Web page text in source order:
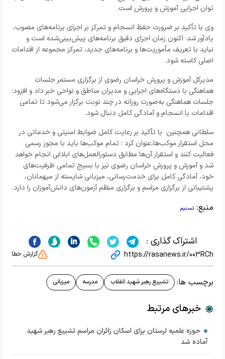
توان اجرایی آموزش و پرورش است.
وی با تأکید بر ضرورت حفظ انسجام و تمرکز بر اجرای برنامه‌های مصوب،
یادآور شد: اکنون زمان اجرای دقیق برنامه‌های پیش‌بینی‌شده است و
نباید با تعریف مأموریت‌ها و برنامه‌های جدید، تمرکز مجموعه از اقدامات
اصلی کاسته شود.
مدیرکل آموزش و پرورش خراسان رضوی از برگزاری مستمر جلسات
هماهنگی با دستگاه‌های اجرایی و مدیران مناطق و نواحی خبر داد و افزود:
جلسات هماهنگی به‌صورت روزانه در چند نوبت برگزار می‌شود تا تمامی
اقدامات با انسجام و آمادگی کامل دنبال شود.
سلطانی همچنین با تأکید بر رعایت کامل ضوابط امنیتی و خدماتی در
محل استقرار موکب‌ها،عنوان کرد : تمام موکب‌ها باید با مجوز رسمی
فعالیت کنند و استقرار آن‌ها مطابق دستورالعمل‌های ابلاغی انجام خواهد
شد و آموزش و پرورش خراسان رضوی نیز با بسیج تمامی ظرفیت‌های
خود، آمادگی کامل برای خدمت‌رسانی، میزبانی شایسته از میهمانان،
پشتیبانی از برگزاری مراسم و برگزاری منظم آزمون‌های دانش‌آموزان را دارد.
منبع: تسنیم
اشتراک گذاری :
https://rasanews.ir/003RCh گزارش خطا
برچسب ها: تشییع رهبر شهید انقلاب مدرسه میزبانی
خبرهای مرتبط
حوزه علمیه لرستان برای اسکان زائران مراسم تشییع رهبر شهید
آماده شد